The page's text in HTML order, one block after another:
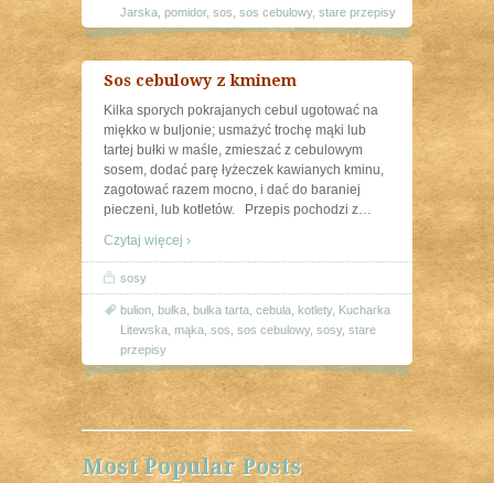
Jarska pomidor, sos sos cebulowy, stare przepisy
Sos cebulowy z kminem
Kilka sporych pokrajanych cebul ugotować na
miękko w buljonie; usmażyć trochę mąki lub
tartej bułki w maśle, zmieszać z cebulowym
sosem, dodać parę łyżeczek kawianych kminu,
zagotować razem mocno, i dać do baraniej
pieczeni, lub kotletów. Przepis pochodzi z…
Czytaj więcej ›
sosy
bulion bułka bułka tarta cebula kotlety, Kucharka
Litewska mąka sos sos cebulowy, sosy, stare
przepisy
Most Popular Posts